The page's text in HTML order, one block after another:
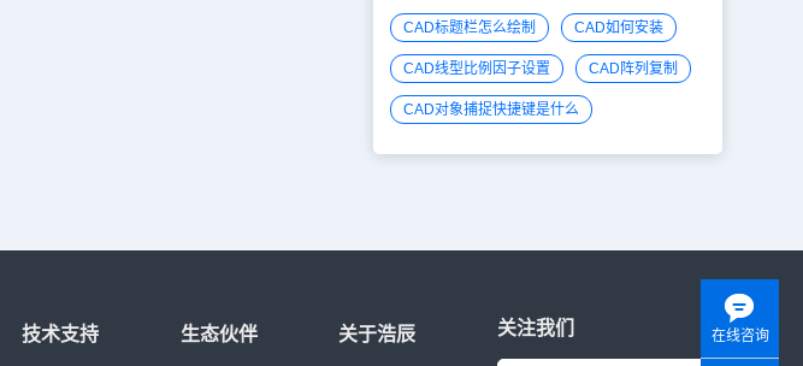
CAD标题栏怎么绘制 CAD如何安装
CAD线型比例因子设置 CAD阵列复制
CAD对象捕捉快捷键是什么
技术支持 生态伙伴 关于浩辰 关注我们 在线咨询